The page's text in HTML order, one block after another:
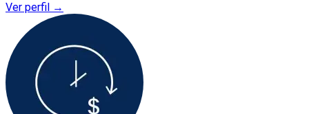
Ver perfil →